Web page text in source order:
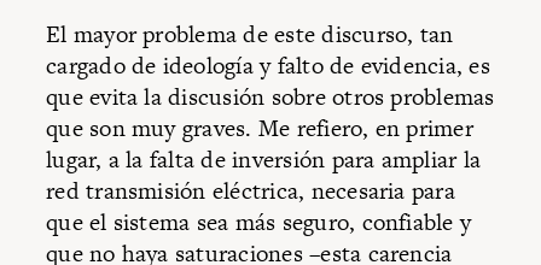
El mayor problema de este discurso, tan
cargado de ideología y falto de evidencia, es
que evita la discusión sobre otros problemas
que son muy graves. Me refiero, en primer
lugar, a la falta de inversión para ampliar la
red transmisión eléctrica, necesaria para
que el sistema sea más seguro, confiable y
que no haya saturaciones –esta carencia